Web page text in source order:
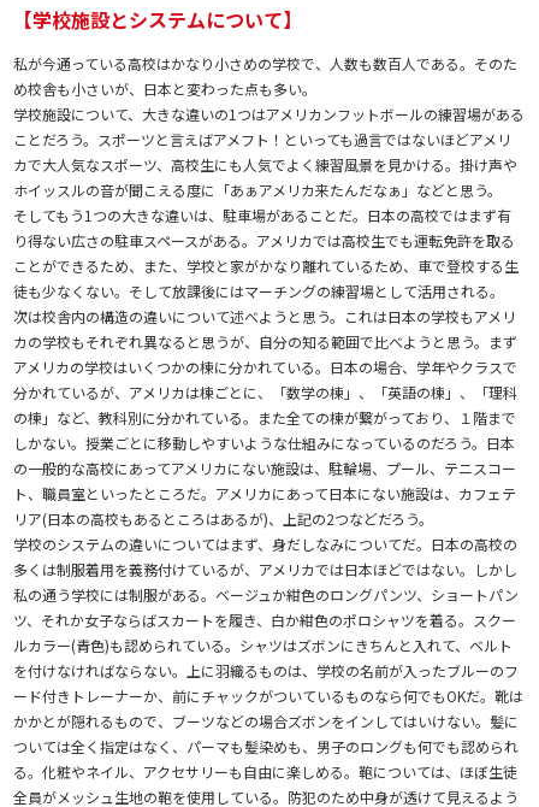
【学校施設とシステムについて】
私が今通っている高校はかなり小さめの学校で、人数も数百人である。そのた
め校舎も小さいが、日本と変わった点も多い。
学校施設について、大きな違いの1つはアメリカンフットボールの練習場がある
ことだろう。スポーツと言えばアメフト！といっても過言ではないほどアメリ
カで大人気なスポーツ、高校生にも人気でよく練習風景を見かける。掛け声や
ホイッスルの音が聞こえる度に「あぁアメリカ来たんだなぁ」などと思う。
そしてもう1つの大きな違いは、駐車場があることだ。日本の高校ではまず有
り得ない広さの駐車スペースがある。アメリカでは高校生でも運転免許を取る
ことができるため、また、学校と家がかなり離れているため、車で登校する生
徒も少なくない。そして放課後にはマーチングの練習場として活用される。
次は校舎内の構造の違いについて述べようと思う。これは日本の学校もアメリ
カの学校もそれぞれ異なると思うが、自分の知る範囲で比べようと思う。まず
アメリカの学校はいくつかの棟に分かれている。日本の場合、学年やクラスで
分かれているが、アメリカは棟ごとに、「数学の棟」、「英語の棟」、「理科
の棟」など、教科別に分かれている。また全ての棟が繋がっており、１階まで
しかない。授業ごとに移動しやすいような仕組みになっているのだろう。日本
の一般的な高校にあってアメリカにない施設は、駐輪場、プール、テニスコー
ト、職員室といったところだ。アメリカにあって日本にない施設は、カフェテ
リア(日本の高校もあるところはあるが)、上記の2つなどだろう。
学校のシステムの違いについてはまず、身だしなみについてだ。日本の高校の
多くは制服着用を義務付けているが、アメリカでは日本ほどではない。しかし
私の通う学校には制服がある。ベージュか紺色のロングパンツ、ショートパン
ツ、それか女子ならばスカートを履き、白か紺色のポロシャツを着る。スクー
ルカラー(青色)も認められている。シャツはズボンにきちんと入れて、ベルト
を付けなければならない。上に羽織るものは、学校の名前が入ったブルーのフ
ード付きトレーナーか、前にチャックがついているものなら何でもOKだ。靴は
かかとが隠れるもので、ブーツなどの場合ズボンをインしてはいけない。髪に
ついては全く指定はなく、パーマも髪染めも、男子のロングも何でも認められ
る。化粧やネイル、アクセサリーも自由に楽しめる。鞄については、ほぼ生徒
全員がメッシュ生地の鞄を使用している。防犯のため中身が透けて見えるよう